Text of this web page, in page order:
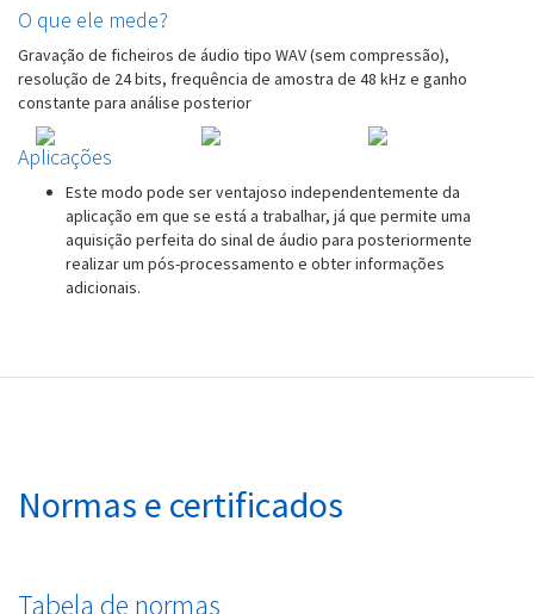
O que ele mede?
Gravação de ficheiros de áudio tipo WAV (sem compressão),
resolução de 24 bits, frequência de amostra de 48 kHz e ganho
constante para análise posterior
Aplicações
Este modo pode ser ventajoso independentemente da
aplicação em que se está a trabalhar, já que permite uma
aquisição perfeita do sinal de áudio para posteriormente
realizar um pós-processamento e obter informações
adicionais.
Normas e certificados
Tabela de normas